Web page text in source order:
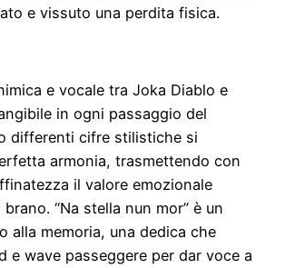
e vissuto una perdita fisica.
e vocale tra Joka Diablo e
in ogni passaggio del
differenti cifre stilistiche si
armonia, trasmettendo con
il valore emozionale
“Na stella nun mor” è un
alla memoria, una dedica che
e wave passeggere per dar voce a